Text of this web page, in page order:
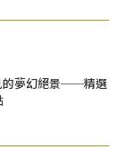
的夢幻絕景──精選